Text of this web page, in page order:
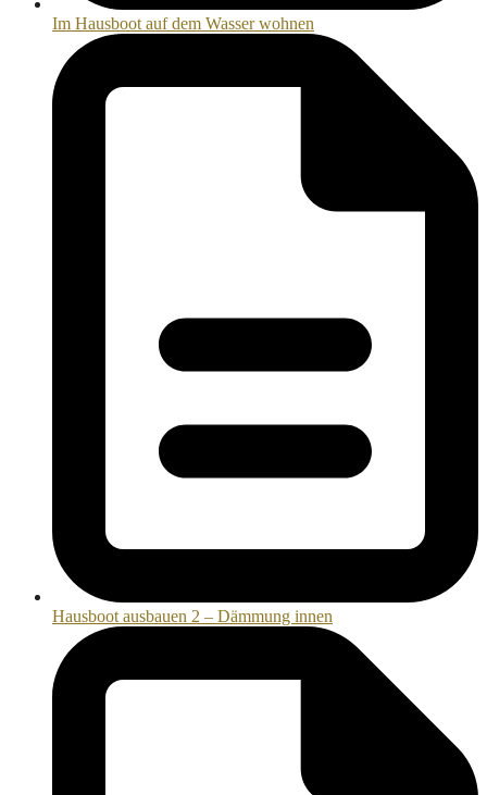
Im Hausboot auf dem Wasser wohnen
Hausboot ausbauen 2 – Dämmung innen